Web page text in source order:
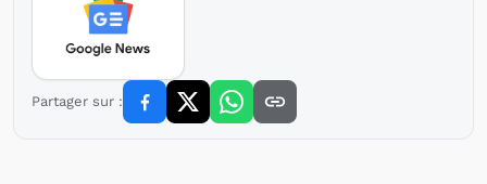
Partager sur :